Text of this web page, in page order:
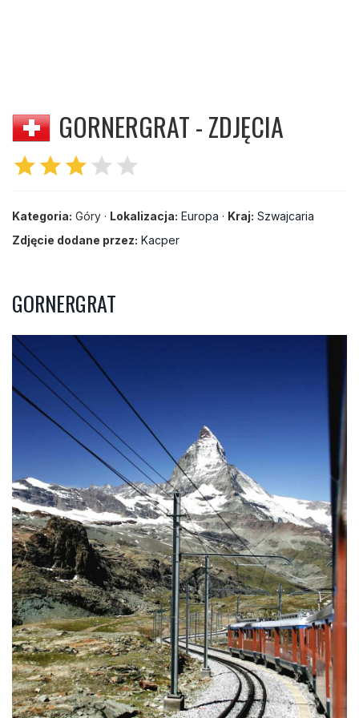
GORNERGRAT - ZDJĘCIA
starstarstar star star
Kategoria: Góry · Lokalizacja: Europa · Kraj: Szwajcaria
Zdjęcie dodane przez: Kacper
GORNERGRAT